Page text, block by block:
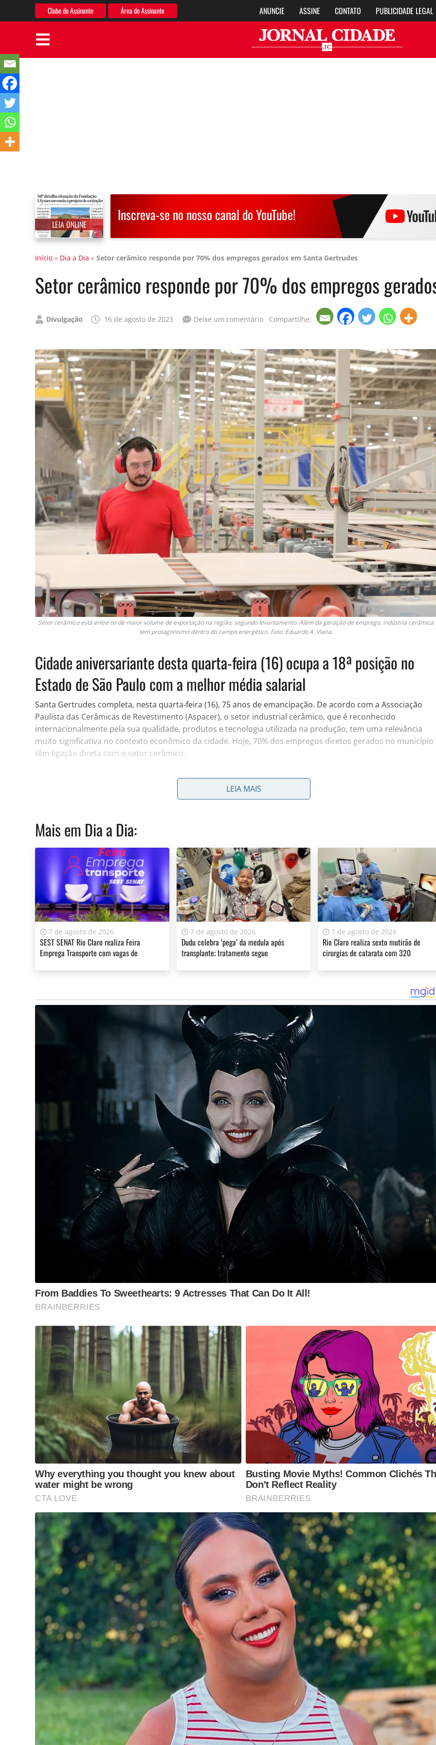
Clube do Assinante Área do Assinante ANUNCIE ASSINE CONTATO PUBLICIDADE LEGAL
LEIA ONLINE
Inscreva-se no nosso canal do YouTube!
Início » Dia a Dia » Setor cerâmico responde por 70% dos empregos gerados em Santa Gertrudes
Setor cerâmico responde por 70% dos empregos
Publicado
Divulgação 16 de agosto de 2023 Deixe um comentário Compartilhe:
Setor cerâmico está entre os de maior volume de exportação na região, segundo levantamento. Além da geração de emprego, indústria cerâmica
tem protagonismo dentro do campo energético. Foto: Eduardo A. Viana.
Cidade aniversariante desta quarta-feira (16) ocupa a 18ª posição no
Estado de São Paulo com a melhor média salarial
Santa Gertrudes completa, nesta quarta-feira (16), 75 anos de emancipação. De acordo com a Associação
Paulista das Cerâmicas de Revestimento (Aspacer), o setor industrial cerâmico, que é reconhecido
internacionalmente pela sua qualidade, produtos e tecnologia utilizada na produção, tem uma relevância
muito significativa no contexto econômico da cidade. Hoje, 70% dos empregos diretos gerados no município
têm ligação direta com o setor cerâmico.
casos em até mais de uma planta industrial, sendo elas: Grupo Embramaco, Grupo Incopisos, Cerâmica
Villagres, Grupo Almeida, Grupo Cedasa Cerâmicas, Formigres Pisos e Revestimentos Cerâmicos e Viva
Luís Fernando Quilici, diretor de Relações Institucionais da ASPACER
Levantamento feito junto ao Cadastro Geral de Empregados e Desempregados (Caged), que tem como
referência o mês de julho deste ano, mostra que na cidade são gerados 10.226 postos de trabalho, sendo
que deste volume 6.973 postos, ou seja, 70% dos empregos são originados diretamente pela indústria
O impacto da indústria cerâmica também repercute na classificação salarial, fazendo com que Santa
Gertrudes tenha a melhor média na região, com 3,4 salários mínimos por mês. Segundo o IBGE, a cidade
ocupa a 18ª colocação com a melhor média salarial no Estado em São Paulo, que tem 645 municípios.
Em Cordeirópolis, que também faz parte do Polo Cerâmico, o trabalhador recebeu uma média de 3,2 salários
mínimos, o que representa a 28ª colocação no Estado. “A repercussão econômica decorrente da quantidade
de postos de trabalho originados pela indústria adquire um alcance substancialmente maior quando
consideramos os empregos indiretos devido à ampla diversificação da cadeia de produção dentro desse
setor. No entanto, além da criação de empregos, o ramo cerâmico é um impulsionador do progresso,
exercendo uma influência significativa no dinamismo econômico e social de toda a região”, afirma Luís
Fernando Quilici, diretor de Relações Institucionais da Aspacer.
Tags: ASPACER CERÂMICAS , ECONOMIA EMPREGOS ,INDÚSTRIA SANTA GERTRUDES
A sua assinatura é fundamental para continuarmos a oferecer informação de qualidade e credibilidade. Apoie o
do Jornal Cidade. Clique aqui.
YouTube
LEIA MAIS
Mais em Dia a Dia:
7 de agosto de 2026
SEST SENAT Rio Claro realiza Feira
Emprega Transporte com vagas de
7 de agosto de 2026
Dudu celebra ‘pega’ da medula após
transplante; tratamento segue
7 de agosto de 2026
Rio Claro realiza sexto mutirão de
cirurgias de catarata com 320